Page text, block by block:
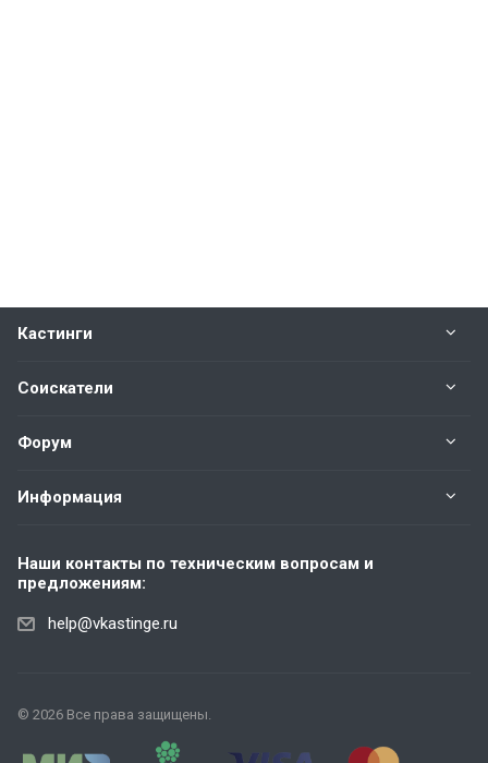
Кастинги
Соискатели
Форум
Информация
Наши контакты по техническим вопросам и
предложениям:
help@vkastinge.ru
© 2026 Все права защищены.